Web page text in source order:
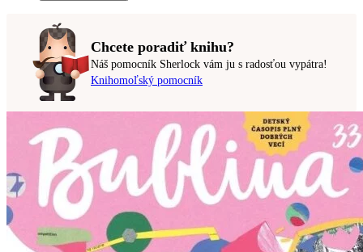
Chcete poradiť knihu?
Náš pomocník Sherlock vám ju s radosťou vypátra!
Knihomoľský pomocník